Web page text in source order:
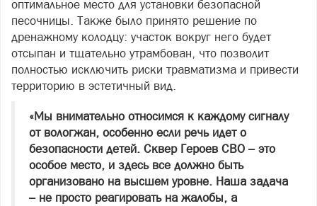
оптимальное место для установки безопасной
песочницы. Также было принято решение по
дренажному колодцу: участок вокруг него будет
отсыпан и тщательно утрамбован, что позволит
полностью исключить риски травматизма и привести
территорию в эстетичный вид.
«Мы внимательно относимся к каждому сигналу
от вологжан, особенно если речь идет о
безопасности детей. Сквер Героев СВО – это
особое место, и здесь все должно быть
организовано на высшем уровне. Наша задача
– не просто реагировать на жалобы, а